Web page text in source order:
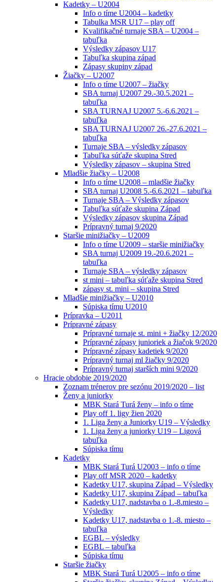
Kadetky – U2004
Info o tíme U2004 – kadetky
Tabulka MSR U17 – play off
Kvalifikačné turnaje SBA – U2004 –
tabuľka
Výsledky zápasov U17
Tabuľka skupina západ
Zápasy skupiny západ
Žiačky – U2007
Info o tíme U2007 – žiačky
SBA turnaj U2007 29.-30.5.2021 –
tabuľka
SBA TURNAJ U2007 5.-6.6.2021 –
tabuľka
SBA TURNAJ U2007 26.-27.6.2021 –
tabuľka
Turnaje SBA – výsledky zápasov
Tabuľka súťaže skupina Stred
Výsledky zápasov – skupina Stred
Mladšie žiačky – U2008
Info o tíme U2008 – mladšie žiačky
SBA turnaj U2008 5.-6.6.2021 – tabuľka
Turnaje SBA – Výsledky zápasov
Tabuľka súťaže skupina Západ
Výsledky zápasov skupina Západ
Prípravný turnaj 9/2020
Staršie minižiačky – U2009
Info o tíme U2009 – staršie minižiačky
SBA turnaj U2009 19.-20.6.2021 –
tabuľka
Turnaje SBA – výsledky zápasov
st mini – tabuľka súťaže skupina Stred
zápasy st. mini – skupina Stred
Mladšie minižiačky – U2010
Súpiska tímu U2010
Prípravka – U2011
Prípravné zápasy
Prípravné turnaje st. mini + žiačky 12/2020
Prípravné zápasy junioriek a žiačok 9/2020
Prípravné zápasy kadetiek 9/2020
Prípravný turnaj ml žiačky 9/2020
Prípravný turnaj starších mini 9/2020
Hracie obdobie 2019/2020
Zoznam trénerov pre sezónu 2019/2020 – list
Ženy a juniorky
MBK Stará Turá ženy – info o tíme
Play off 1. ligy žien 2020
1. Liga ženy a Juniorky U19 – Výsledky
1. Liga ženy a juniorky U19 – Ligová
tabuľka
Súpiska tímu
Kadetky
MBK Stará Turá U2003 – info o tíme
Play off MSR 2020 – kadetky
Kadetky U17, skupina Západ – Výsledky
Kadetky U17, skupina Západ – tabuľka
Kadetky U17, nadstavba o 1.-8.miesto –
Výsledky
Kadetky U17, nadstavba o 1.-8. miesto –
tabuľka
EGBL – výsledky
EGBL – tabuľka
Súpiska tímu
Staršie žiačky
MBK Stará Turá U2005 – info o tíme